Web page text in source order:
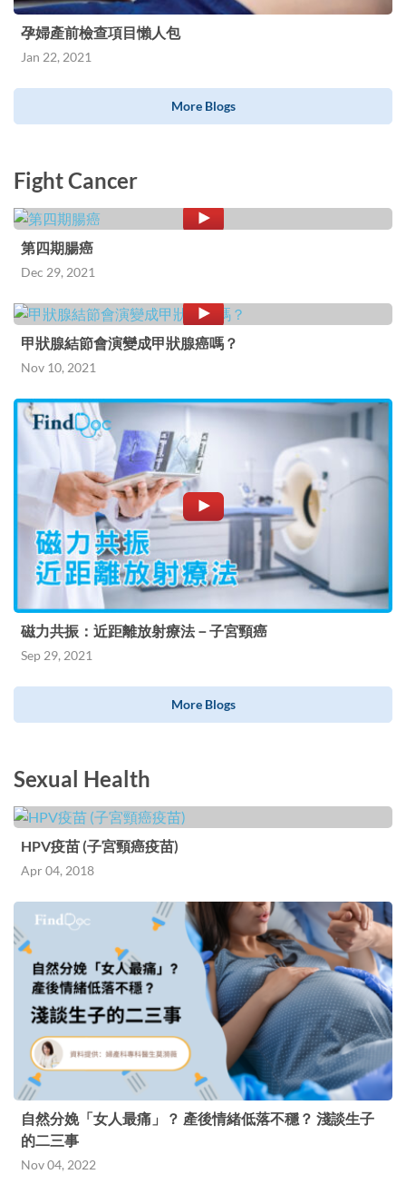
孕婦產前檢查項目懶人包
Jan 22, 2021
More Blogs
Fight Cancer
第四期腸癌
Dec 29, 2021
甲狀腺結節會演變成甲狀腺癌嗎？
Nov 10, 2021
磁力共振：近距離放射療法－子宮頸癌
Sep 29, 2021
More Blogs
Sexual Health
HPV疫苗 (子宮頸癌疫苗)
Apr 04, 2018
自然分娩「女人最痛」？ 產後情緒低落不穩？ 淺談生子
的二三事
Nov 04, 2022